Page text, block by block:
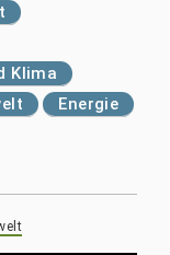
Klima
Energie